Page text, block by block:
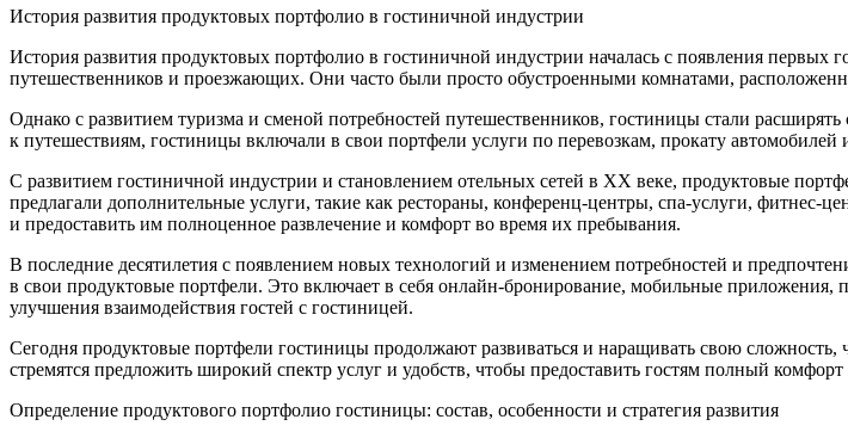
История развития продуктовых портфолио в гостиничной индустрии
История развития продуктовых портфолио в гостиничной индустрии началась с появления
путешественников и проезжающих. Они часто были просто обустроенными комнатами,
Однако с развитием туризма и сменой потребностей путешественников, гостиницы стали
к путешествиям, гостиницы включали в свои портфели услуги по перевозкам, прокату автомобилей
С развитием гостиничной индустрии и становлением отельных сетей в XX веке, продуктовые
предлагали дополнительные услуги, такие как рестораны, конференц-центры, спа-услуги, фитнес-
и предоставить им полноценное развлечение и комфорт во время их пребывания.
В последние десятилетия с появлением новых технологий и изменением потребностей и
в свои продуктовые портфели. Это включает в себя онлайн-бронирование, мобильные
улучшения взаимодействия гостей с гостиницей.
Сегодня продуктовые портфели гостиницы продолжают развиваться и наращивать свою
стремятся предложить широкий спектр услуг и удобств, чтобы предоставить гостям полный
Определение продуктового портфолио гостиницы: состав, особенности и стратегия развития